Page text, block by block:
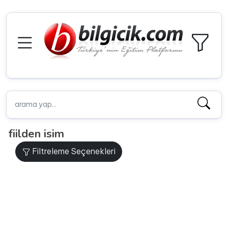
fiilden isim
Filtreleme Seçenekleri